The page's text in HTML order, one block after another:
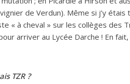
de Verdun). Même si j’y
« à cheval » sur les collèges
arriver au Lycée Darche ! En fait,
TZR ?